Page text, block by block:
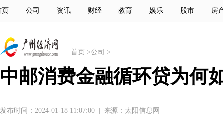
页 公司 资讯 财经 教育 娱乐 股市 房
首页 >公司 >
中邮消费金融循环贷为何
发布时间：2024-01-18 11:07:00 来源：太阳信息网